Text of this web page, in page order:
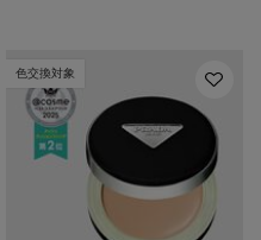
色交換対象